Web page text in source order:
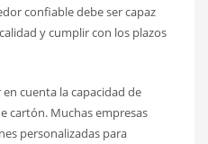
confiable debe ser capaz
y cumplir con los plazos
cuenta la capacidad de
cartón. Muchas empresas
personalizadas para